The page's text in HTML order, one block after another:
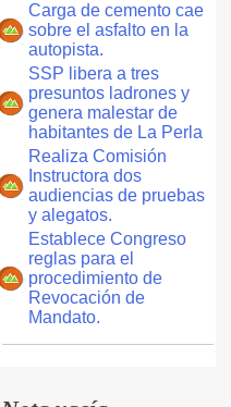
Carga de cemento cae
sobre el asfalto en la
autopista.
SSP libera a tres
presuntos ladrones y
genera malestar de
habitantes de La Perla
Realiza Comisión
Instructora dos
audiencias de pruebas
y alegatos.
Establece Congreso
reglas para el
procedimiento de
Revocación de
Mandato.